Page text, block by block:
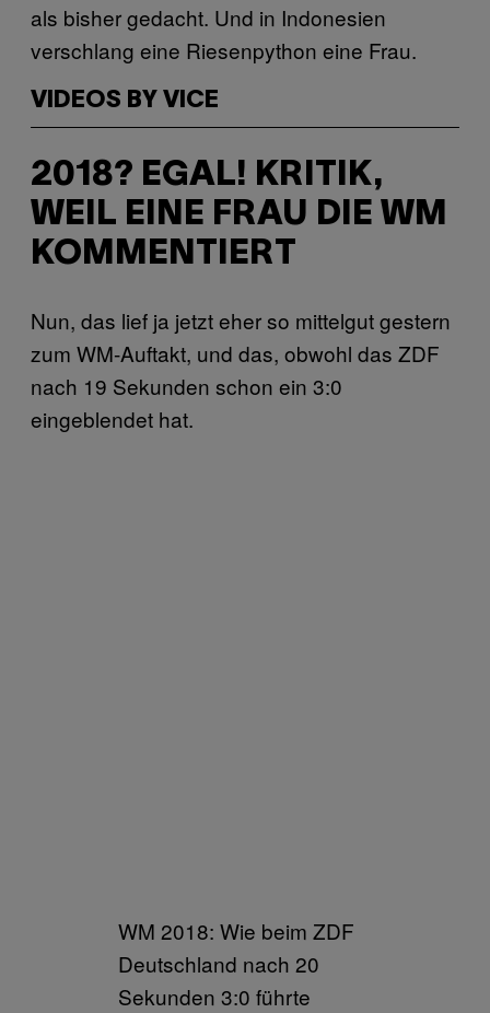
als bisher gedacht. Und in Indonesien
verschlang eine Riesenpython eine Frau.
VIDEOS BY VICE
2018? EGAL! KRITIK,
WEIL EINE FRAU DIE WM
KOMMENTIERT
Nun, das lief ja jetzt eher so mittelgut gestern
zum WM-Auftakt, und das, obwohl das ZDF
nach 19 Sekunden schon ein 3:0
eingeblendet hat.
WM 2018: Wie beim ZDF
Deutschland nach 20
Sekunden 3:0 führte